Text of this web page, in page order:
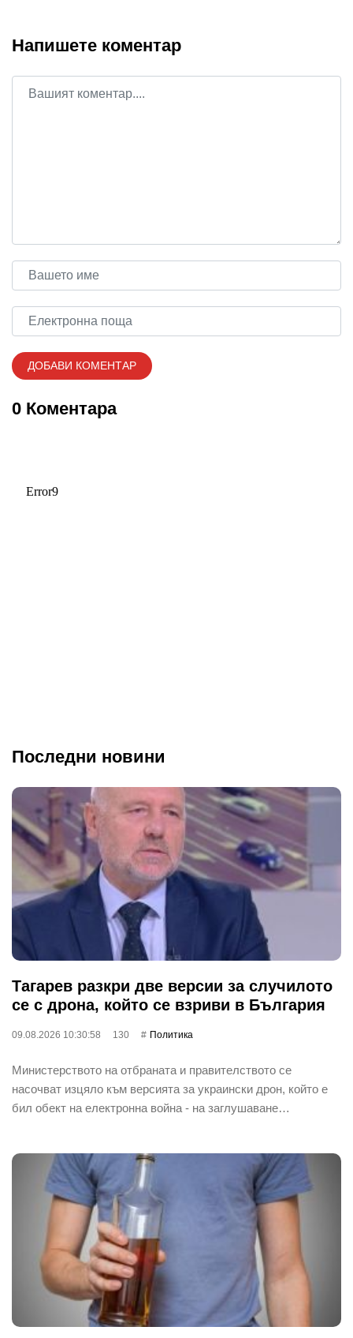
Напишете коментар
0 Коментара
Последни новини
Тагарев разкри две версии за случилото
се с дрона, който се взриви в България
09.08.2026 10:30:58 130 Политика
Министерството на отбраната и правителството се
насочват изцяло към версията за украински дрон, който е
бил обект на електронна война - на заглушаване…